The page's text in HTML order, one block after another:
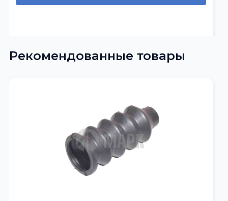
Рекомендованные товары